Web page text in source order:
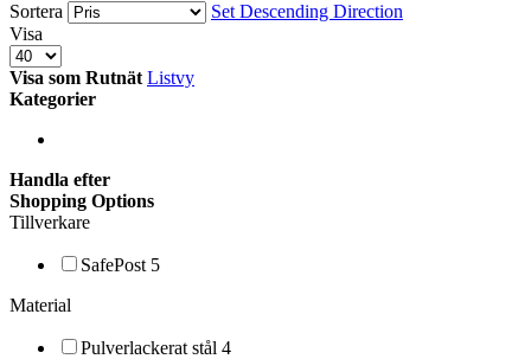
Sortera
Set Descending Direction
Visa
Visa som Rutnät Listvy
Kategorier
Handla efter
Shopping Options
Tillverkare
SafePost 5
Material
Pulverlackerat stål 4